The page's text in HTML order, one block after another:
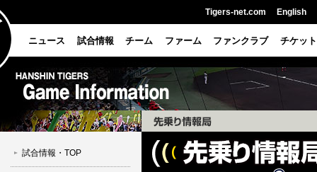
Tigers-net.com English
ニュース 試合情報 チーム ファーム ファンクラブ チケット
試合情報・TOP